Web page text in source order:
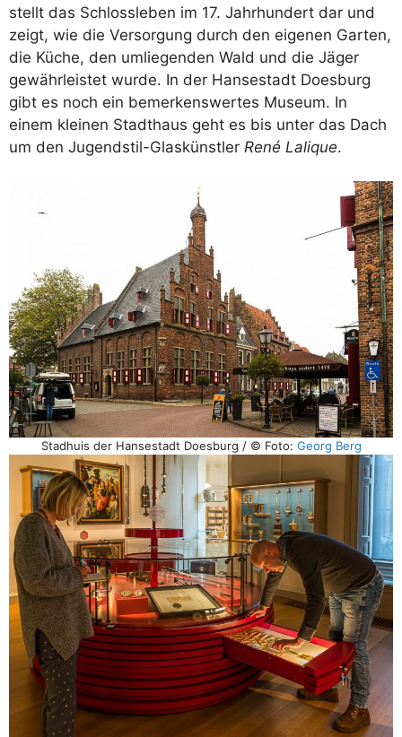
stellt das Schlossleben im 17. Jahrhundert dar und
zeigt, wie die Versorgung durch den eigenen Garten,
die Küche, den umliegenden Wald und die Jäger
gewährleistet wurde. In der Hansestadt Doesburg
gibt es noch ein bemerkenswertes Museum. In
einem kleinen Stadthaus geht es bis unter das Dach
um den Jugendstil-Glaskünstler René Lalique.
Stadhuis der Hansestadt Doesburg / © Foto: Georg Berg